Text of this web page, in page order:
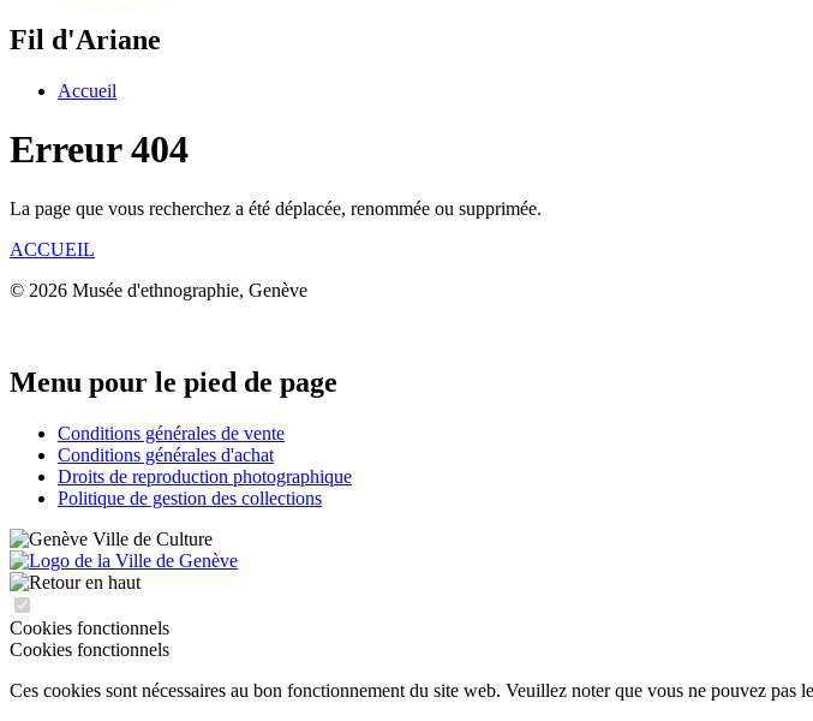
Fil d'Ariane
Accueil
Erreur 404
La page que vous recherchez a été déplacée, renommée ou supprimée.
ACCUEIL
© 2026 Musée d'ethnographie, Genève
Menu pour le pied de page
Conditions générales de vente
Conditions générales d'achat
Droits de reproduction photographique
Politique de gestion des collections
Cookies fonctionnels
Cookies fonctionnels
Ces cookies sont nécessaires au bon fonctionnement du site web. Veuillez noter que vous ne pouvez pas